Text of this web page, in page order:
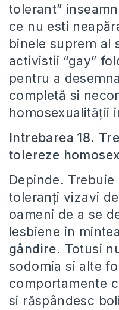
tolerant”
ce nu esti
binele suprem al
activistii “gay”
pentru a
completă si
homosexualității
Intrebarea 18.
tolereze
Depinde.
toleranți vizavi
oameni de a se
lesbiene in
gândire. Totusi
sodomia si alte
comportamente
si răspândesc